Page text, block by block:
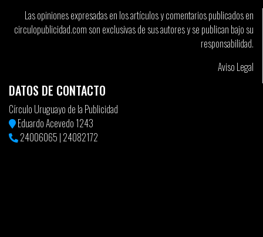
Las opiniones expresadas en los artículos y comentarios publicados en
circulopublicidad.com son exclusivas de sus autores y se publican bajo su
responsabilidad.
Aviso Legal
DATOS DE CONTACTO
Círculo Uruguayo de la Publicidad
Eduardo Acevedo 1243
24006065 | 24082172